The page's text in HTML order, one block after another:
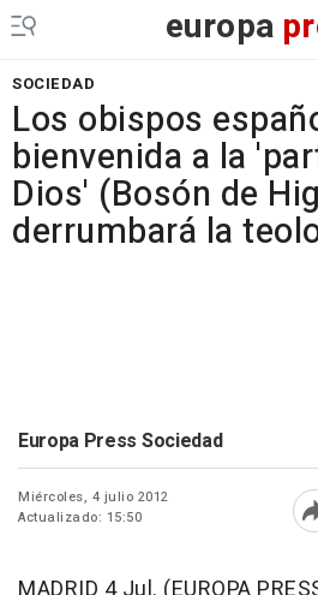
europa
SOCIEDAD
Los obispos
bienvenida a la
Dios' (Bosón de
derrumbará la
Europa Press Sociedad
Miércoles, 4 julio 2012
Actualizado: 15:50